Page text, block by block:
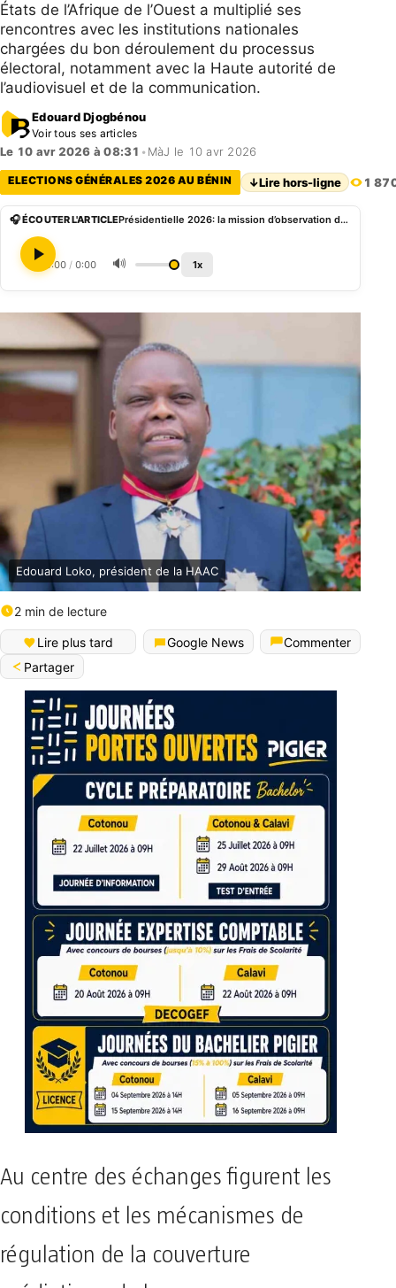
États de l’Afrique de l’Ouest a multiplié ses
rencontres avec les institutions nationales
chargées du bon déroulement du processus
électoral, notamment avec la Haute autorité de
l’audiovisuel et de la communication.
Edouard Djogbénou
Voir tous ses articles
Le 10 avr 2026 à 08:31 • MàJ le 10 avr 2026
ELECTIONS GÉNÉRALES 2026 AU BÉNIN ↓Lire hors-ligne 1
🎧 ÉCOUTER L'ARTICLE Présidentielle 2026: la mission d’observation de la CEDEAO engage des échanges avec la HAAC
0:00 / 0:00 🔊 1x
Edouard Loko, président de la HAAC
2 min de lecture
Lire plus tard Google News
Commenter
Partager
Au centre des échanges figurent les
conditions et les mécanismes de
régulation de la couverture